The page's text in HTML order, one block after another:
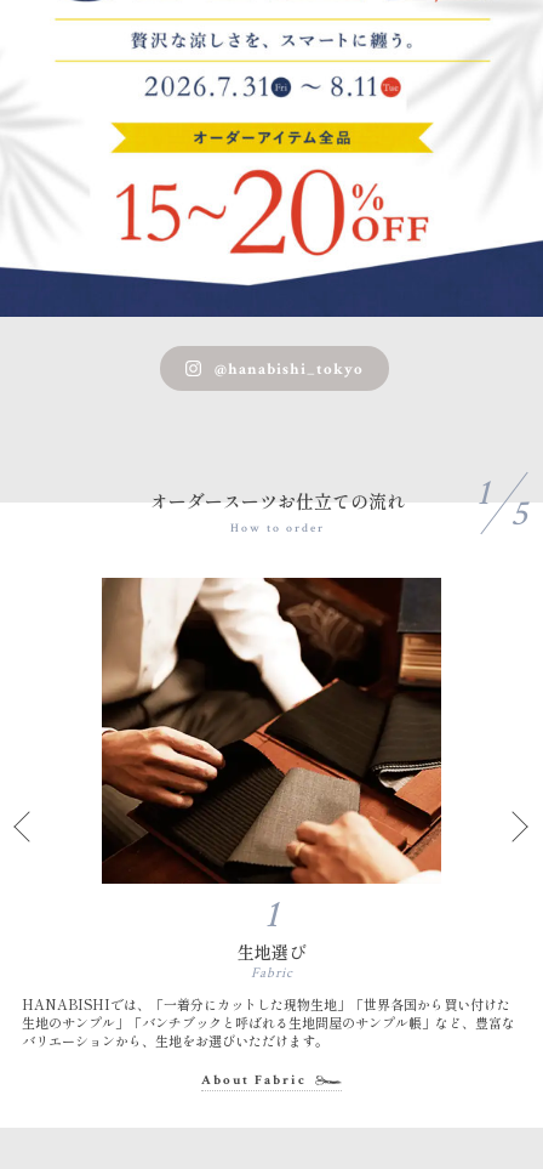
@hanabishi_tokyo
オーダースーツお仕立ての流れ
How to order
1 5
生地選び
Fabric
HANABISHIでは、「一着分にカットした現物生地」「世界各国から買い付けた
生地のサンプル」「バンチブックと呼ばれる生地問屋のサンプル帳」など、豊富な
バリエーションから、生地をお選びいただけます。
1
About Fabric